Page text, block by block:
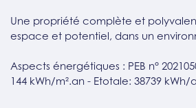
Une propriété complète et
espace et potentiel, dans un
Aspects énergétiques : PEB n°
144 kWh/m².an - Etotale: 38739 kWh/